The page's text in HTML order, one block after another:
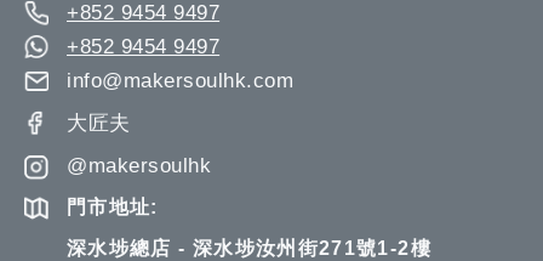
+852 9454 9497
+852 9454 9497
info@makersoulhk.com
大匠夫
@makersoulhk
門市地址:
深水埗總店 - 深水埗汝州街271號1-2樓